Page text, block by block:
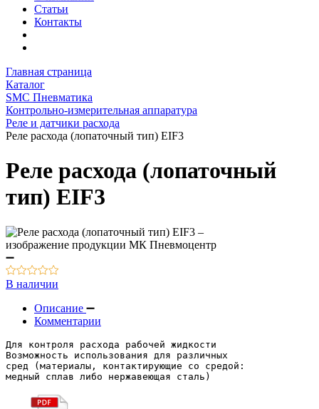
Статьи
Контакты
Главная страница
Каталог
SMC Пневматика
Контрольно-измерительная аппаратура
Реле и датчики расхода
Реле расхода (лопаточный тип) EIF3
Реле расхода (лопаточный
тип) EIF3
В наличии
Описание
Комментарии
Для контроля расхода рабочей жидкости
Возможность использования для различных
сред
(материалы, контактирующие со средой:
медный сплав либо нержавеющая сталь)